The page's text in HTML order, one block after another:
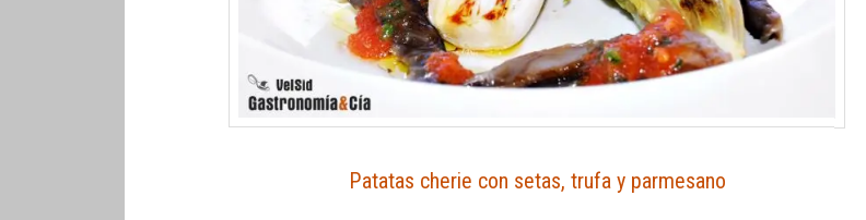
Patatas cherie con setas, trufa y parmesano